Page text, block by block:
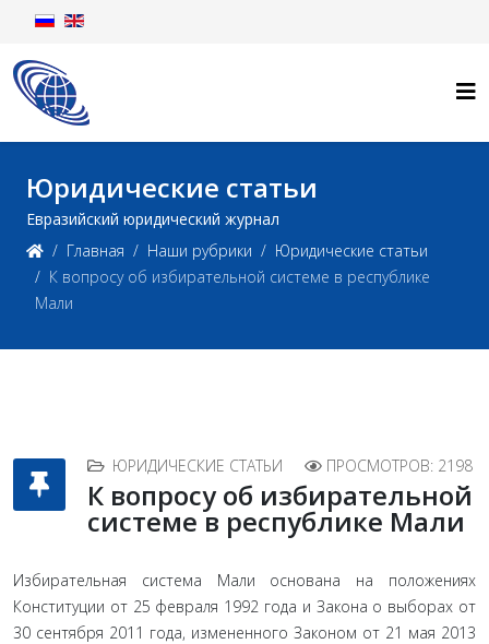
Юридические статьи
Евразийский юридический журнал
Главная
Наши рубрики
Юридические статьи
К вопросу об избирательной системе в республике
Мали
ЮРИДИЧЕСКИЕ СТАТЬИ ПРОСМОТРОВ: 2198
К вопросу об избирательной
системе в республике Мали
Избирательная система Мали основана на положениях
Конституции от 25 февраля 1992 года и Закона о выборах от
30 сентября 2011 года, измененного Законом от 21 мая 2013